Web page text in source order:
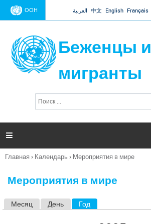
Jump to navigation
ООН العربية 中文 English Français
Беженцы и
мигранты
п
и

Вы
Главная › Календарь › Мероприятия в мире
Мероприятия в мире
Месяц День Год